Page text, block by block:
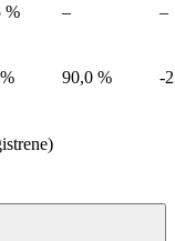
% – –
90,0 % -